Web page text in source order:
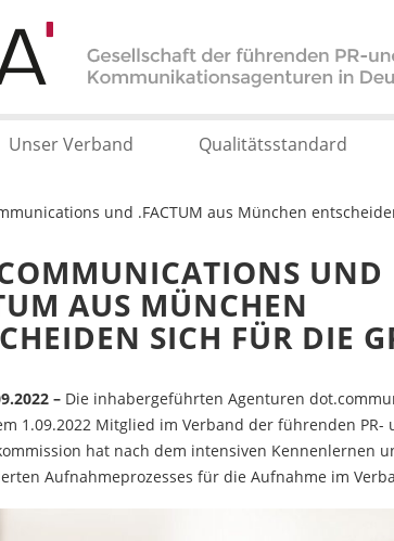
Unser Verband Qualitätsstandard
und .FACTUM aus München
UND
AUS MÜNCHEN
SICH FÜR DIE
–­Die inhabergeführten Agenturen
1.09.2022 Mitglied im Verband der führenden PR-
hat nach dem intensiven Kennenlernen
Aufnahmeprozesses für die Aufnahme im